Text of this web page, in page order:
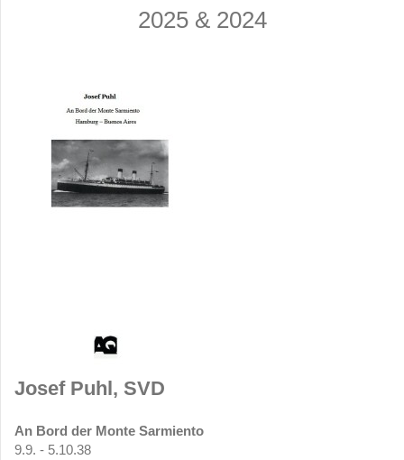
2025 & 2024
Josef Puhl, SVD
An Bord der Monte Sarmiento
9.9. - 5.10.38